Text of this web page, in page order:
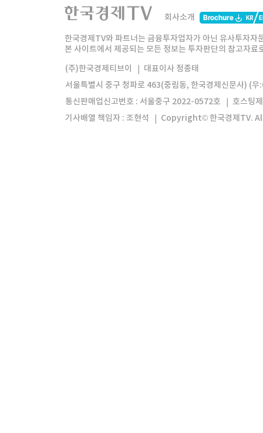
한국경제TV
한경미디어그룹 한국경제신문 한국경제
모바일앱 한국경제TV앱
회사소개
한국경제TV와 파트너는 금융투자업자가 아닌 유사투자
본 사이트에서 제공되는 모든 정보는 투자판단의 참고자
(주)한국경제티브이
대표이사 정종태
서울특별시 중구 청파로 463(중림동, 한국경제신문사) (
통신판매업신고번호 : 서울중구 2022-0572호
호스팅
기사배열 책임자 : 조현석
Copyright© 한국경제TV.